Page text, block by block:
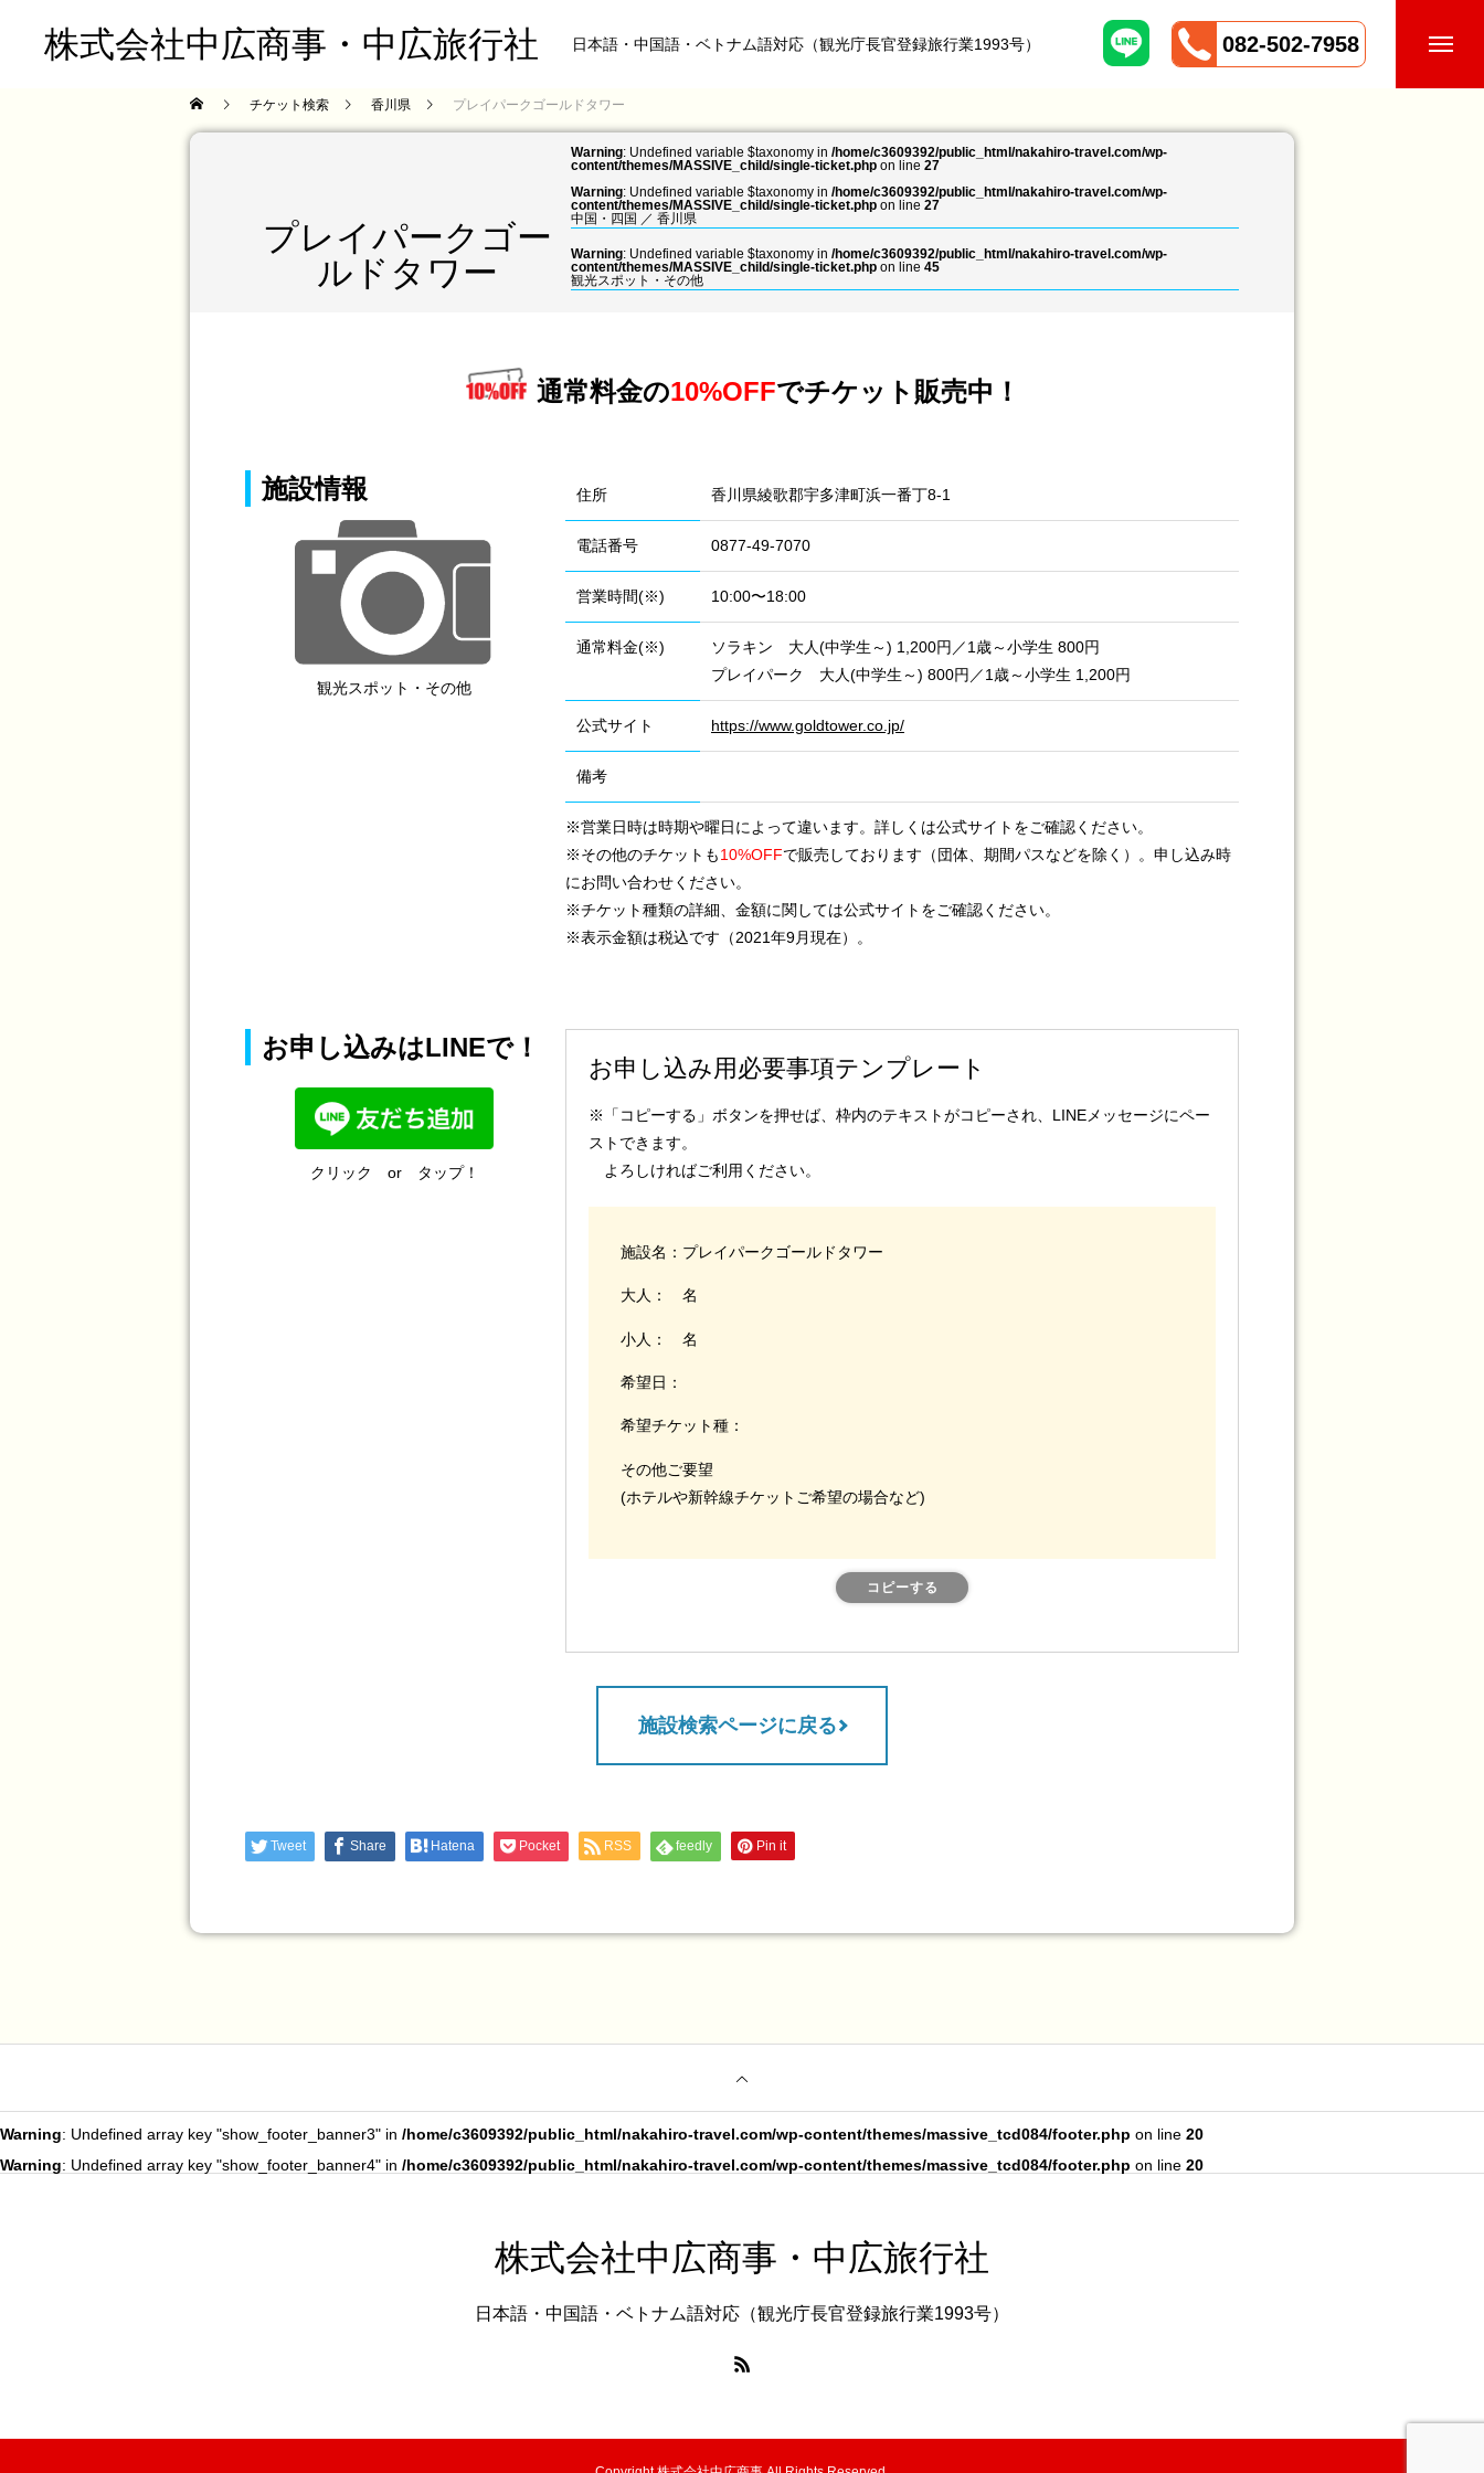
株式会社中広商事・中広旅行社 日本語・中国語・ベトナム語対応（観光庁長官登録旅行業1993号） 082-502-7958
チケット検索 香川県 プレイパークゴールドタワー
プレイパークゴー
ルドタワー
Warning: Undefined variable $taxonomy in /home/c3609392/public_html/nakahiro-travel.com/wp-
content/themes/MASSIVE_child/single-ticket.phpon line 27
Warning: Undefined variable $taxonomy in /home/c3609392/public_html/nakahiro-travel.com/wp-
content/themes/MASSIVE_child/single-ticket.phpon line 27
中国・四国 ／ 香川県
Warning: Undefined variable $taxonomy in /home/c3609392/public_html/nakahiro-travel.com/wp-
content/themes/MASSIVE_child/single-ticket.phpon line 45
観光スポット・その他
通常料金の10%OFFでチケット販売中！
施設情報
観光スポット・その他
住所 香川県綾歌郡宇多津町浜一番丁8-1
電話番号 0877-49-7070
営業時間(※) 10:00〜18:00
通常料金(※)
ソラキン 大人(中学生～) 1,200円／1歳～小学生 800円
プレイパーク 大人(中学生～) 800円／1歳～小学生 1,200円
公式サイト https://www.goldtower.co.jp/
備考
※営業日時は時期や曜日によって違います。詳しくは公式サイトをご確認ください。
※その他のチケットも10%OFFで販売しております（団体、期間パスなどを除く）。申し込み時
にお問い合わせください。
※チケット種類の詳細、金額に関しては公式サイトをご確認ください。
※表示金額は税込です（2021年9月現在）。
お申し込みはLINEで！
クリック or タップ！
お申し込み用必要事項テンプレート
※「コピーする」ボタンを押せば、枠内のテキストがコピーされ、LINEメッセージにペー
ストできます。
よろしければご利用ください。
施設名：プレイパークゴールドタワー
大人： 名
小人： 名
希望日：
希望チケット種：
その他ご要望
(ホテルや新幹線チケットご希望の場合など)
コピーする
施設検索ページに戻る
Tweet Share Hatena Pocket RSS feedly Pin it
Warning: Undefined array key "show_footer_banner3" in /home/c3609392/public_html/nakahiro-travel.com/wp-content/themes/massive_tcd084/footer.php on line 20
Warning: Undefined array key "show_footer_banner4" in /home/c3609392/public_html/nakahiro-travel.com/wp-content/themes/massive_tcd084/footer.php on line 20
株式会社中広商事・中広旅行社
日本語・中国語・ベトナム語対応（観光庁長官登録旅行業1993号）